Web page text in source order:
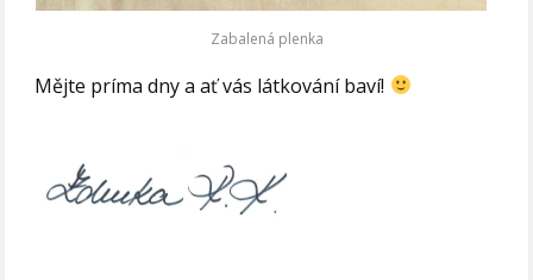
Zabalená plenka
Mějte príma dny a ať vás látkování baví!